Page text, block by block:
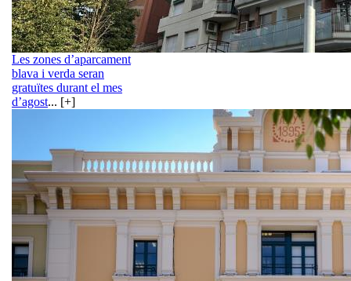
Les zones d’aparcament
blava i verda seran
gratuïtes durant el mes
d’agost... [+]